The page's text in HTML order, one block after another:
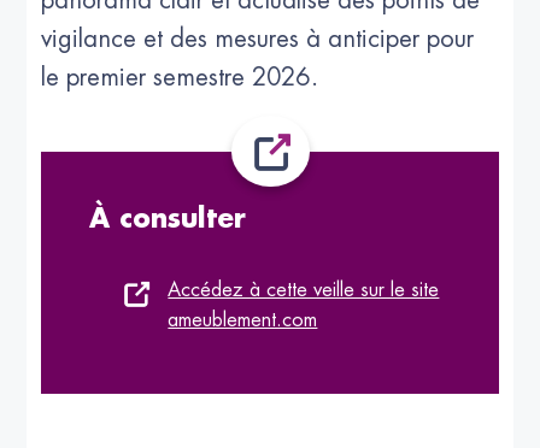
vigilance et des mesures à anticiper pour
le premier semestre 2026.
À consulter
Accédez à cette veille sur le site
ameublement.com